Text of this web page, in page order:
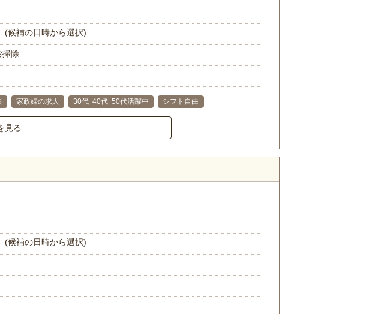
(候補の日時から選択)
掃除
家政婦の求人 30代･40代･50代活躍中 シフト自由
見る
(候補の日時から選択)